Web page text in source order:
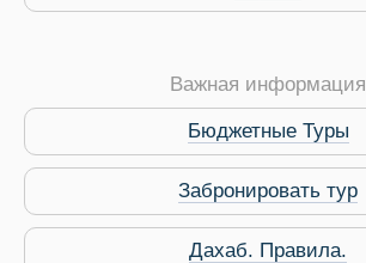
Важная информация
Бюджетные Туры
Забронировать тур
Дахаб. Правила.